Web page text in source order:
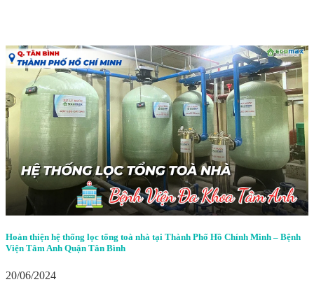
Hoàn thiện hệ thống lọc tổng toà nhà tại Thành Phố Hồ Chính Minh – Bệnh
Viện Tâm Anh Quận Tân Bình
20/06/2024